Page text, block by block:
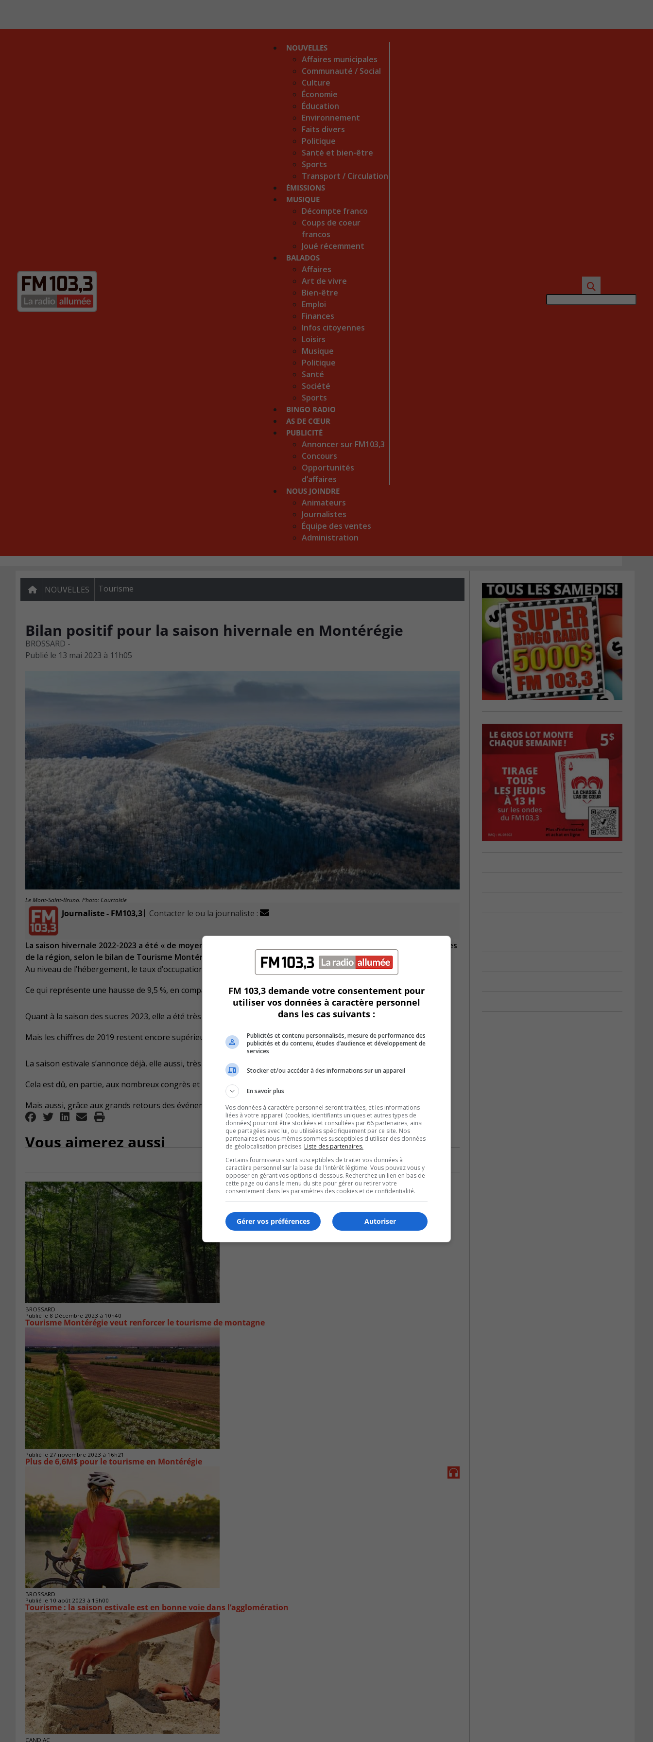
NOUVELLES
Affaires municipales
Communauté / Social
Culture
Économie
Éducation
Environnement
Faits divers
Politique
Santé et bien-être
Sports
Transport / Circulation
ÉMISSIONS
MUSIQUE
Décompte franco
Coups de coeur
francos
Joué récemment
BALADOS
Affaires
Art de vivre
Bien-être
Emploi
Finances
Infos citoyennes
Loisirs
Musique
Politique
Santé
Société
Sports
BINGO RADIO
AS DE CŒUR
PUBLICITÉ
Annoncer sur FM103,3
Concours
Opportunités
d’affaires
NOUS JOINDRE
Animateurs
Journalistes
Équipe des ventes
Administration
NOUVELLES Tourisme
Bilan positif pour la saison hivernale en Montérégie
BROSSARD -
Publié le 13 mai 2023 à 11h05
Le Mont-Saint-Bruno. Photo: Courtoisie
Journaliste - FM103,3| Contacter le ou la journaliste :
La saison hivernale 2022-2023 a été « de moyenne, à très bonne, à 82 % », selon plusieurs partenaires touristiques
de la région, selon le bilan de Tourisme Montérégie.
Au niveau de l’hébergement, le taux d’occupation du 1er trimestre a été de 50,1 %.
Ce qui représente une hausse de 9,5 %, en comparaison à 2019, à la même période.
Quant à la saison des sucres 2023, elle a été très bonne pour la majorité des entreprises de la Montérégie.
Mais les chiffres de 2019 restent encore supérieurs.
La saison estivale s’annonce déjà, elle aussi, très bonne pour les hôteliers, d’après leurs premières estimations.
Cela est dû, en partie, aux nombreux congrès et réunions d’affaires, qui auront lieu cet été.
Mais aussi, grâce aux grands retours des événements sportifs et des voyageurs, venus de l’étranger.
Vous aimerez aussi
BROSSARD
Publié le 8 Décembre 2023 à 10h40
Tourisme Montérégie veut renforcer le tourisme de montagne
Publié le 27 novembre 2023 à 16h21
Plus de 6,6M$ pour le tourisme en Montérégie
BROSSARD
Publié le 10 août 2023 à 15h00
Tourisme : la saison estivale est en bonne voie dans l’agglomération
CANDIAC
FM 103,3 demande votre consentement pour
utiliser vos données à caractère personnel
dans les cas suivants :
Publicités et contenu personnalisés, mesure de performance des
publicités et du contenu, études d’audience et développement de
services
Stocker et/ou accéder à des informations sur un appareil
En savoir plus
Vos données à caractère personnel seront traitées, et les informations
liées à votre appareil (cookies, identifiants uniques et autres types de
données) pourront être stockées et consultées par 66 partenaires, ainsi
que partagées avec lui, ou utilisées spécifiquement par ce site. Nos
partenaires et nous-mêmes sommes susceptibles d'utiliser des données
de géolocalisation précises. Liste des partenaires.
Certains fournisseurs sont susceptibles de traiter vos données à
caractère personnel sur la base de l'intérêt légitime. Vous pouvez vous y
opposer en gérant vos options ci-dessous. Recherchez un lien en bas de
cette page ou dans le menu du site pour gérer ou retirer votre
consentement dans les paramètres des cookies et de confidentialité.
Autoriser
Gérer vos préférences